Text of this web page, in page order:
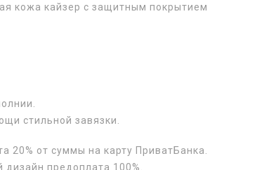
кожа кайзер с защитным покрытием
стильной завязки.
20% от суммы на карту ПриватБанка.
предоплата 100%.